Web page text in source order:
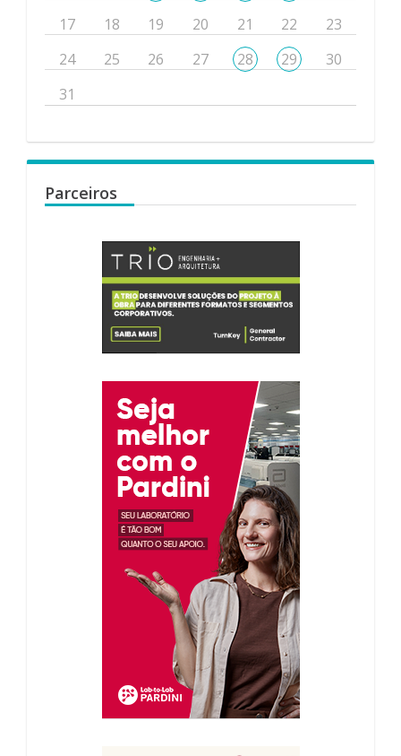
17
18 19 20 21 22
23
24
25 26 27 28 29
30
31
Parceiros